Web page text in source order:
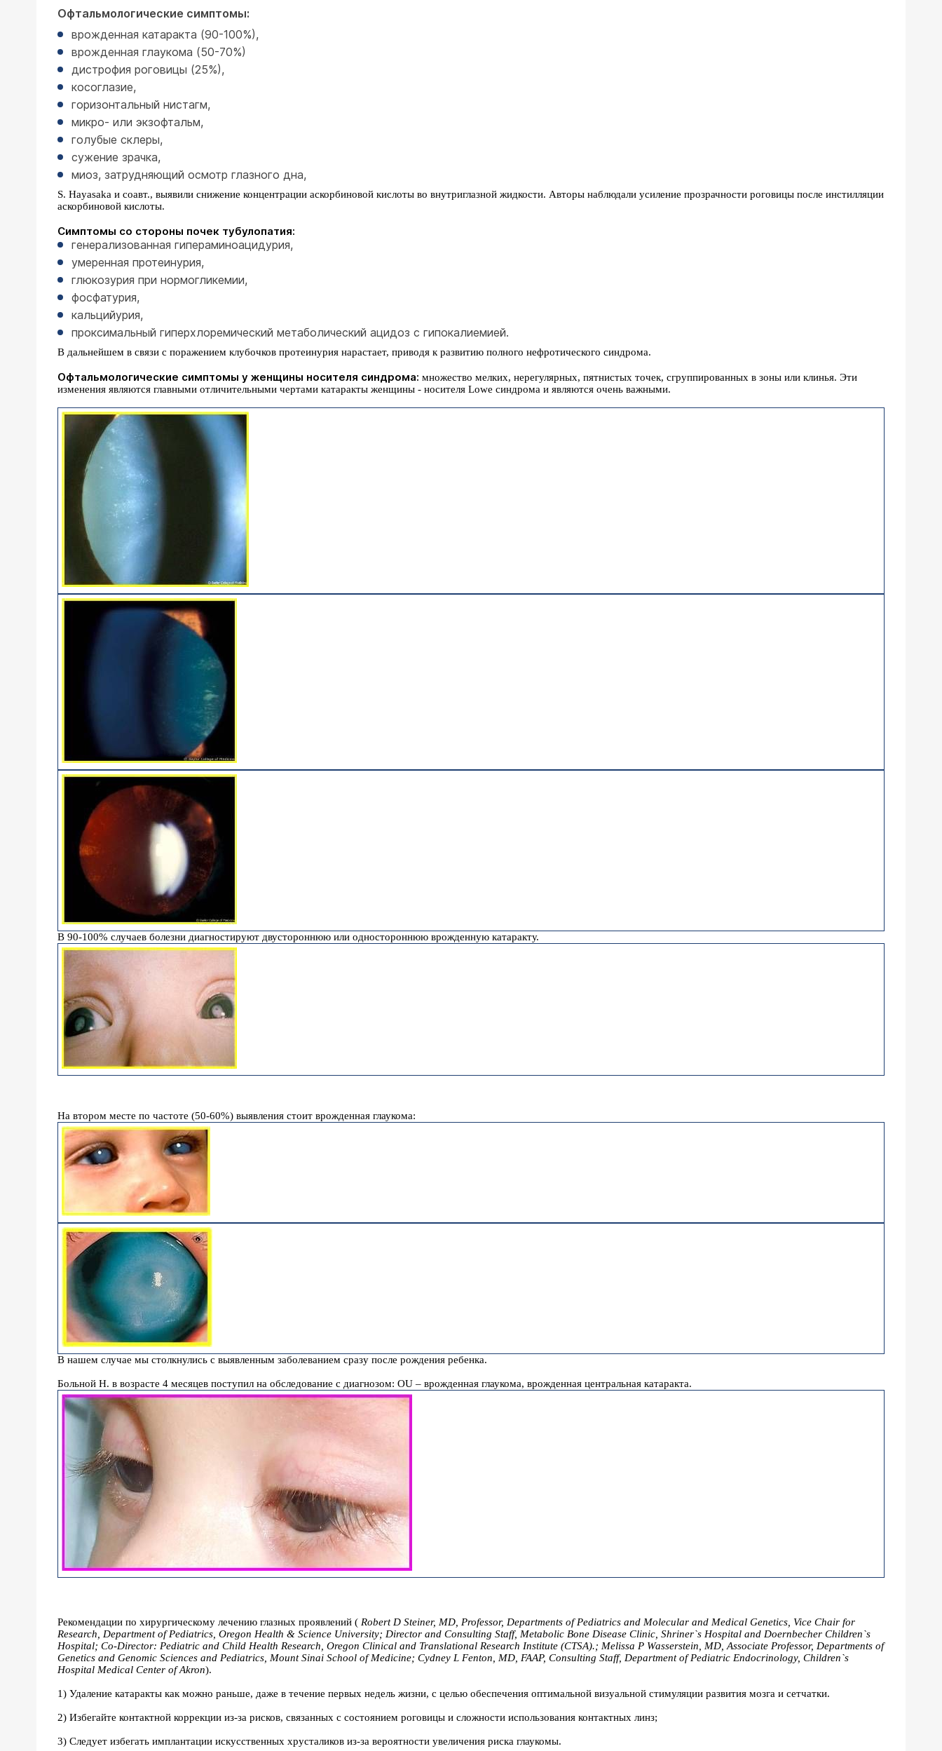
Офтальмологические симптомы:
врожденная катаракта (90-100%),
дистрофия роговицы (25%),
косоглазие,
горизонтальный нистагм,
микро- или экзофтальм,
голубые склеры,
сужение зрачка,
миоз, затрудняющий осмотр глазного дна,
S. Hayasaka и соавт., выявили снижение концентрации аскорбиновой кислоты во внутриглазной жидкости. Авторы наблюдали усиление прозрачности роговицы после инстилляции
аскорбиновой кислоты.
Симптомы со стороны почек тубулопатия:
генерализованная гипераминоацидурия,
умеренная протеинурия,
глюкозурия при нормогликемии,
фосфатурия,
кальцийурия,
проксимальный гиперхлоремический метаболический ацидоз с гипокалиемией.
В дальнейшем в связи с поражением клубочков протеинурия нарастает, приводя к развитию полного нефротического синдрома.
Офтальмологические симптомы у женщины носителя синдрома: множество мелких, нерегулярных, пятнистых точек, сгруппированных в зоны или клинья. Эти
изменения являются главными отличительными чертами катаракты женщины - носителя Lowe синдрома и являются очень важными.
В 90-100% случаев болезни диагностируют двустороннюю или одностороннюю врожденную катаракту.
На втором месте по частоте (50-60%) выявления стоит врожденная глаукома:
В нашем случае мы столкнулись с выявленным заболеванием сразу после рождения ребенка.
Больной Н. в возрасте 4 месяцев поступил на обследование с диагнозом: ОU – врожденная глаукома, врожденная центральная катаракта.
Рекомендации по хирургическому лечению глазных проявлений ( Robert D Steiner, MD, Professor, Departments of Pediatrics and Molecular and Medical Genetics, Vice Chair for
Research, Department of Pediatrics, Oregon Health & Science University; Director and Consulting Staff, Metabolic Bone Disease Clinic, Shriner`s Hospital and Doernbecher Children`s
Hospital; Co-Director: Pediatric and Child Health Research, Oregon Clinical and Translational Research Institute (CTSA).; Melissa P Wasserstein, MD, Associate Professor, Departments of
Genetics and Genomic Sciences and Pediatrics, Mount Sinai School of Medicine; Cydney L Fenton, MD, FAAP, Consulting Staff, Department of Pediatric Endocrinology, Children`s
Hospital Medical Center of Akron).
1) Удаление катаракты как можно раньше, даже в течение первых недель жизни, с целью обеспечения оптимальной визуальной стимуляции развития мозга и сетчатки.
2) Избегайте контактной коррекции из-за рисков, связанных с состоянием роговицы и сложности использования контактных линз;
3) Следует избегать имплантации искусственных хрусталиков из-за вероятности увеличения риска глаукомы.